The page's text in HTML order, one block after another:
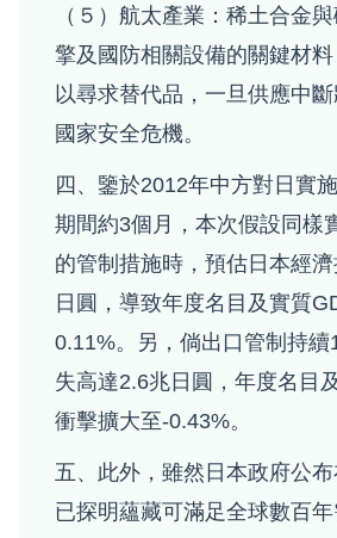
（５）航太產業：稀土合金與
擎及國防相關設備的關鍵材
以尋求替代品，一旦供應中
國家安全危機。
四、鑒於2012年中方對日實
期間約3個月，本次假設同樣
的管制措施時，預估日本經
日圓，導致年度名目及實質
0.11%。另，倘出口管制持續
失高達2.6兆日圓，年度名目
衝擊擴大至-0.43%。
五、此外，雖然日本政府公
已探明蘊藏可滿足全球數百